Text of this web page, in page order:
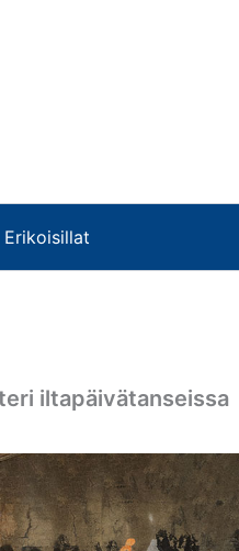
Erikoisillat
iltapäivätanseissa